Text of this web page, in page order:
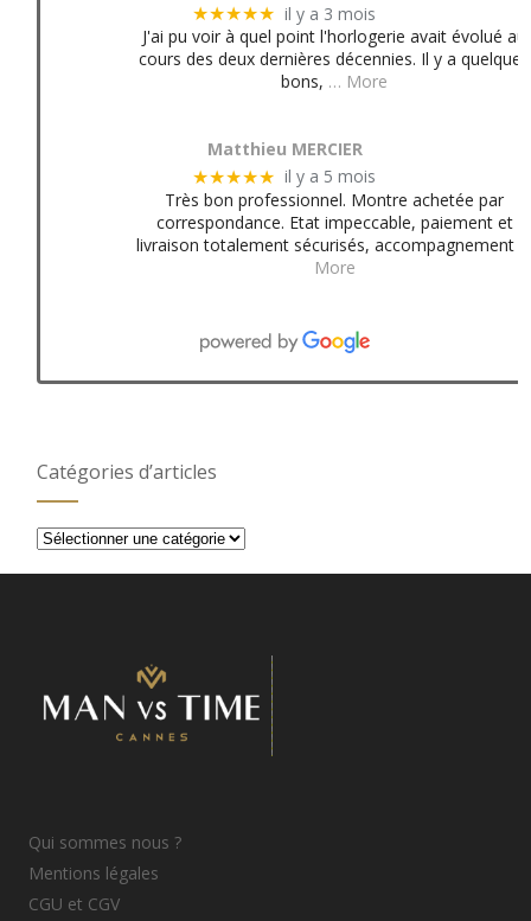
★★★★★ il y a 3 mois
J'ai pu voir à quel point l'horlogerie avait évolué au
cours des deux dernières décennies. Il y a quelques
bons, … More
Matthieu MERCIER
★★★★★ il y a 5 mois
Très bon professionnel. Montre achetée par
correspondance. Etat impeccable, paiement et
livraison totalement sécurisés, accompagnement
More
Catégories d’articles
Catégories
Qui sommes nous ?
Mentions légales
CGU et CGV